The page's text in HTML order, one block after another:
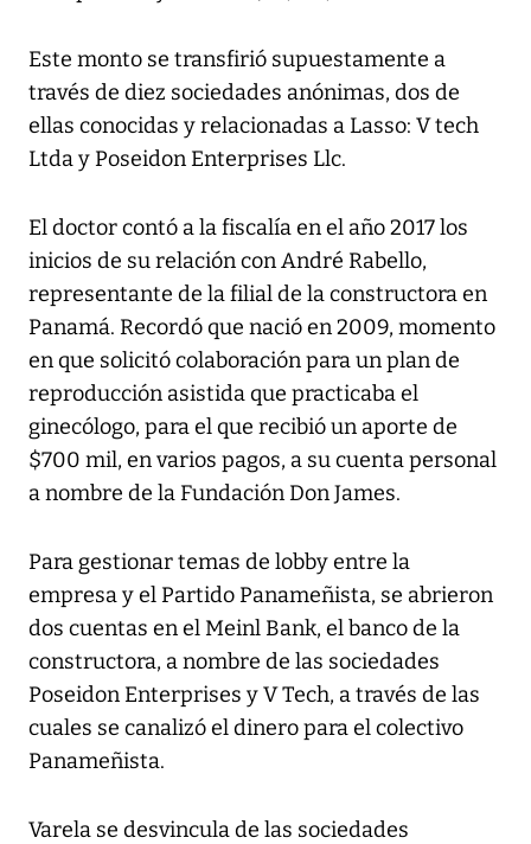
Este monto se transfirió supuestamente a
través de diez sociedades anónimas, dos de
ellas conocidas y relacionadas a Lasso: V tech
Ltda y Poseidon Enterprises Llc.
El doctor contó a la fiscalía en el año 2017 los
inicios de su relación con André Rabello,
representante de la filial de la constructora en
Panamá. Recordó que nació en 2009, momento
en que solicitó colaboración para un plan de
reproducción asistida que practicaba el
ginecólogo, para el que recibió un aporte de
$700 mil, en varios pagos, a su cuenta personal
a nombre de la Fundación Don James.
Para gestionar temas de lobby entre la
empresa y el Partido Panameñista, se abrieron
dos cuentas en el Meinl Bank, el banco de la
constructora, a nombre de las sociedades
Poseidon Enterprises y V Tech, a través de las
cuales se canalizó el dinero para el colectivo
Panameñista.
Varela se desvincula de las sociedades